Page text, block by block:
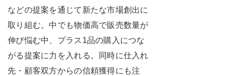
などの提案を通じて新たな市場創出に
取り組む。中でも物価高で販売数量が
伸び悩む中、プラス1品の購入につな
がる提案に力を入れる。同時に仕入れ
先・顧客双方からの信頼獲得にも注